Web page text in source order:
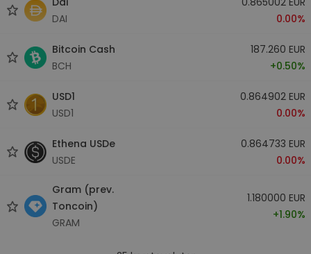
DAI
0.00%
Bitcoin Cash
BCH
187.260 EUR
+0.50%
USD1
USD1
0.864902 EUR
0.00%
Ethena USDe
USDE
0.864733 EUR
0.00%
Gram (prev.
Toncoin)
GRAM
1.180000 EUR
+1.90%